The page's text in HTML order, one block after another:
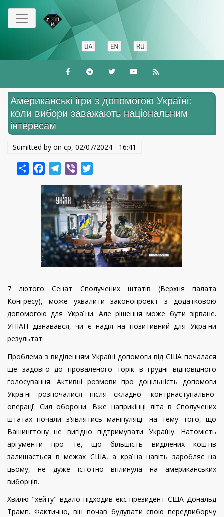
Перейти
основного
Американські ігри з допомогою Україні:
коли вибори заважають національним
інтересам
Sumitted by on ср, 02/07/2024 - 16:41
ShareFacebookTelegram
Viber
7 лютого Сенат Сполучених штатів (Верхня палата
Конгресу), може ухвалити законопроект з додатковою
допомогою для України. Але рішення може бути зірване.
УНІАН дізнавався, чи є надія на позитивний для України
результат.
Проблема з виділенням Україні допомоги від США почалася
ще задовго до проваленого торік в грудні відповідного
голосування. Активні розмови про доцільність допомоги
Україні розпочалися після складної контрнаступальної
операції Сил оборони. Вже наприкінці літа в Сполучених
штатах почали з’являтись маніпуляції на тему того, що
Вашингтону не вигідно підтримувати Україну. Натомість
аргументи про те, що більшість виділених коштів
залишається в межах США, а країна навіть заробляє на
цьому, не дуже істотно вплинула на американських
виборців.
Хвилю "хейту" вдало підходив екс-президент США Дональд
Трамп. Фактично, він почав будувати свою передвиборчу